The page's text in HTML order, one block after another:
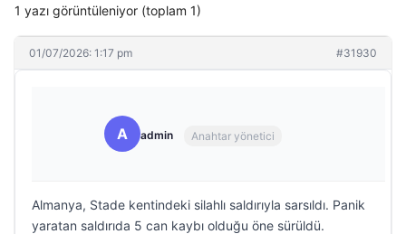
1 yazı görüntüleniyor (toplam 1)
01/07/2026: 1:17 pm #31930
A admin Anahtar yönetici
Almanya, Stade kentindeki silahlı saldırıyla sarsıldı. Panik
yaratan saldırıda 5 can kaybı olduğu öne sürüldü.